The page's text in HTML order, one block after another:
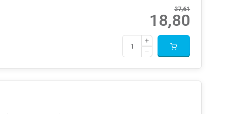
37,61
18,80